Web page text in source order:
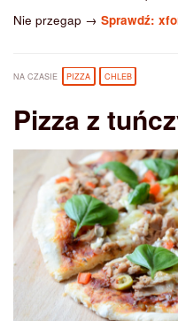
Nie przegap → Sprawdź:
NA CZASIE PIZZA CHLEB
Pizza z